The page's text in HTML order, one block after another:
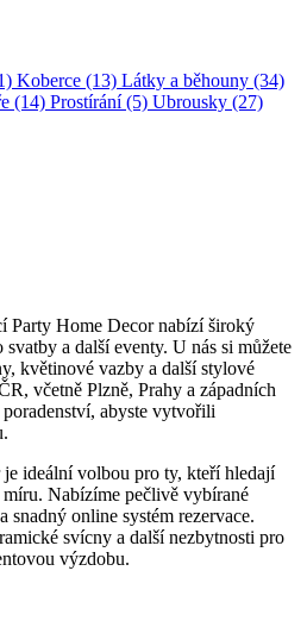
Koberce (13) Látky a běhouny (34)
(14) Prostírání (5) Ubrousky (27)
Party Home Decor nabízí široký
a další eventy. U nás si můžete
květinové vazby a další stylové
včetně Plzně, Prahy a západních
abyste vytvořili
ideální volbou pro ty, kteří hledají
Nabízíme pečlivě vybírané
snadný online systém rezervace.
svícny a další nezbytnosti pro
výzdobu.